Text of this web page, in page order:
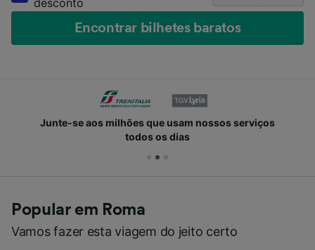
Encontrar bilhetes baratos
Junte-se aos milhões que usam nossos serviços
todos os dias
Popular em Roma
Vamos fazer esta viagem do jeito certo